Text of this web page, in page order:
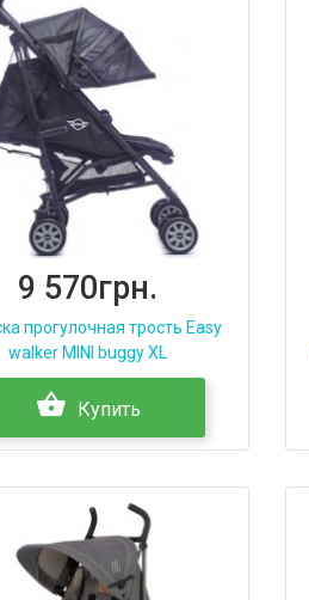
9 570грн.
прогулочная трость Easy
walker MINI buggy XL
Купить